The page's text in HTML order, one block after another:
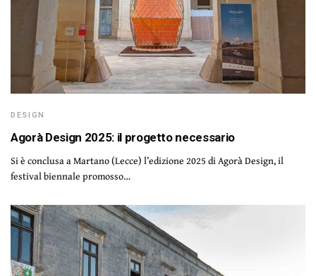
DESIGN
Agorà Design 2025: il progetto necessario
Si è conclusa a Martano (Lecce) l’edizione 2025 di Agorà Design, il
festival biennale promosso…